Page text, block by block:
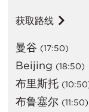
获取路线
曼谷 (17:50)
Beijing (18:50)
布里斯托
布鲁塞尔 (11:50)